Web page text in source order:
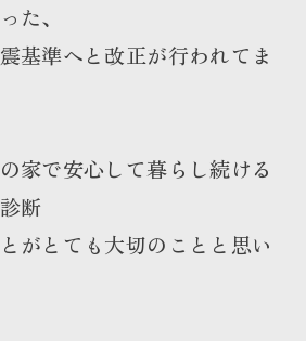
た、
基準へと改正が行われてま
家で安心して暮らし続ける
断
がとても大切のことと思い